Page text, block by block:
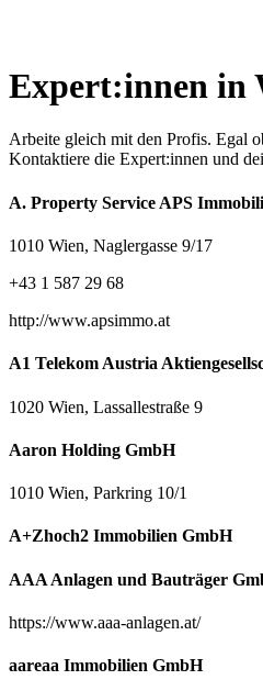
Expert:innen in
Arbeite gleich mit den Profis. Egal
Kontaktiere die Expert:innen und
A. Property Service APS
1010 Wien, Naglergasse 9/17
+43 1 587 29 68
http://www.apsimmo.at
A1 Telekom Austria
1020 Wien, Lassallestraße 9
Aaron Holding GmbH
1010 Wien, Parkring 10/1
A+Zhoch2 Immobilien GmbH
AAA Anlagen und Bauträger
https://www.aaa-anlagen.at/
aareaa Immobilien GmbH